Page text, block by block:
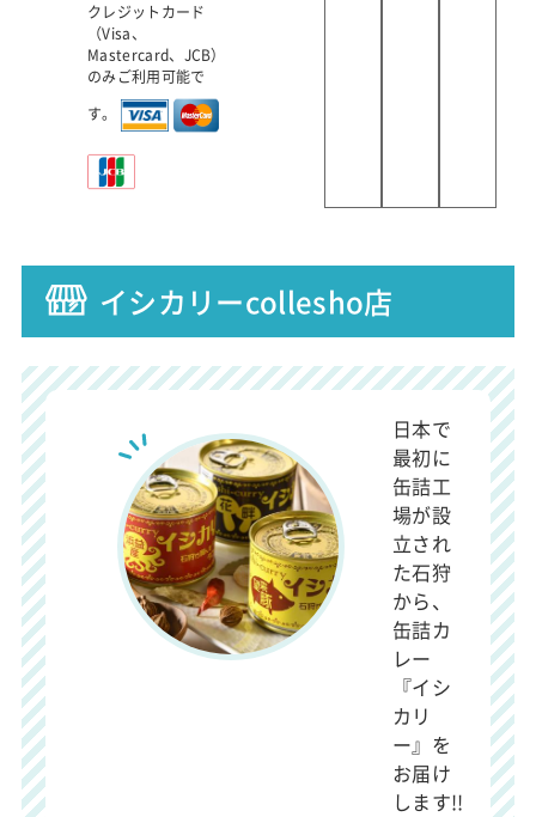
イシカリーcollesho店
日本で
最初に
缶詰工
場が設
立され
た石狩
から、
缶詰カ
レー
『イシ
カリ
ー』を
お届け
します!!
クレジットカード
（Visa、
Mastercard、JCB）
のみご利用可能で
す。